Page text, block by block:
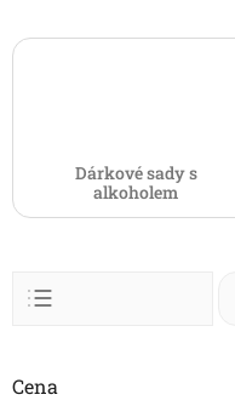
Dárkové sady s
alkoholem
Ř
n
Cena